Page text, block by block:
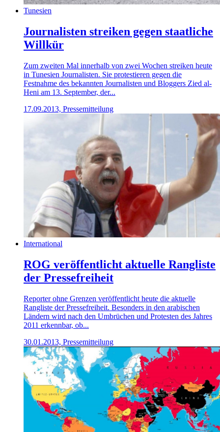
Tunesien
Journalisten streiken gegen staatliche
Willkür
Zum zweiten Mal innerhalb von zwei Wochen streiken heute
in Tunesien Journalisten. Sie protestieren gegen die
Festnahme des bekannten Journalisten und Bloggers Zied al-
Heni am 13. September, der...
17.09.2013, Pressemitteilung
International
ROG veröffentlicht aktuelle Rangliste
der Pressefreiheit
Reporter ohne Grenzen veröffentlicht heute die aktuelle
Rangliste der Pressefreiheit. Besonders in den arabischen
Ländern wird nach den Umbrüchen und Protesten des Jahres
2011 erkennbar, ob...
30.01.2013, Pressemitteilung